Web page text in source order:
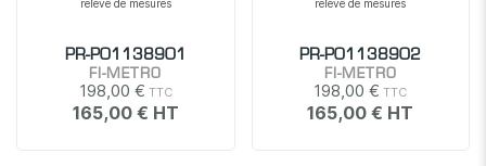
relevé de mesures
PR-P01138901
FI-METRO
198,00 €
165,00 €
relevé de mesures
PR-P01138902
FI-METRO
198,00 €
165,00 €